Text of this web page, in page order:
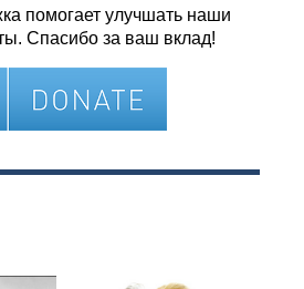
помогает улучшать наши
Спасибо за ваш вклад!